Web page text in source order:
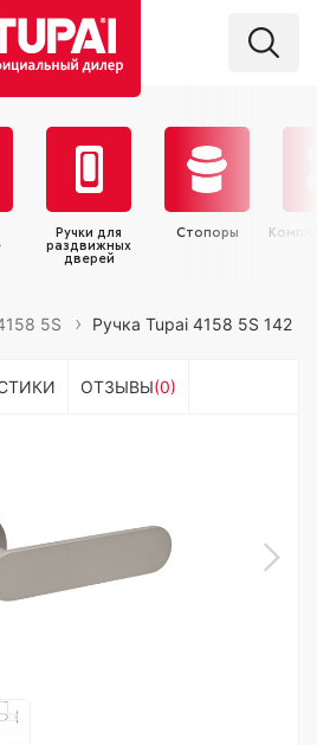
Ручки для
раздвижных
дверей
Стопоры
5S Ручка Tupai 4158 5S 142
ОТЗЫВЫ(0)